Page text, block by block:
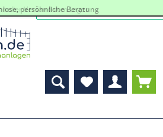
Versand vom Lager
persöhnliche Beratung